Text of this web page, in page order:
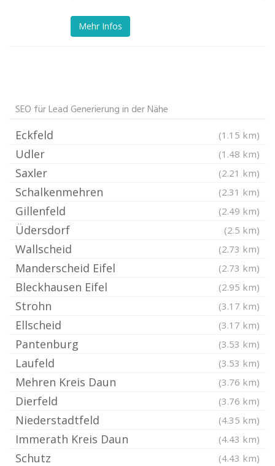
Mehr Infos
SEO für Lead Generierung in der Nähe
Eckfeld (1.15 km)
Udler (1.48 km)
Saxler (2.21 km)
Schalkenmehren (2.31 km)
Gillenfeld (2.49 km)
Üdersdorf (2.5 km)
Wallscheid (2.73 km)
Manderscheid Eifel (2.73 km)
Bleckhausen Eifel (2.95 km)
Strohn (3.17 km)
Ellscheid (3.17 km)
Pantenburg (3.53 km)
Laufeld (3.53 km)
Mehren Kreis Daun (3.76 km)
Dierfeld (3.76 km)
Niederstadtfeld (4.35 km)
Immerath Kreis Daun (4.43 km)
Schutz (4.43 km)